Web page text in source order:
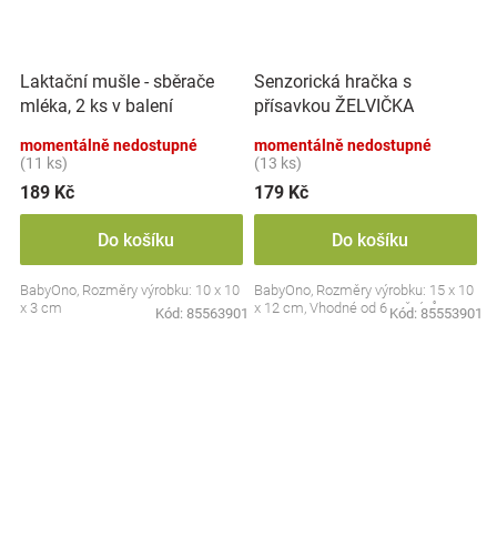
Laktační mušle - sběrače
mléka, 2 ks v balení
momentálně nedostupné
(11 ks)
189 Kč
Do košíku
BabyOno, Rozměry výrobku: 10 x 10
x 3 cm
Kód: 85563901
Senzorická hračka s
přísavkou ŽELVIČKA
momentálně nedostupné
(13 ks)
179 Kč
Do košíku
BabyOno, Rozměry výrobku: 15 x 10
x 12 cm, Vhodné od 6 měsíců
Kód: 85553901